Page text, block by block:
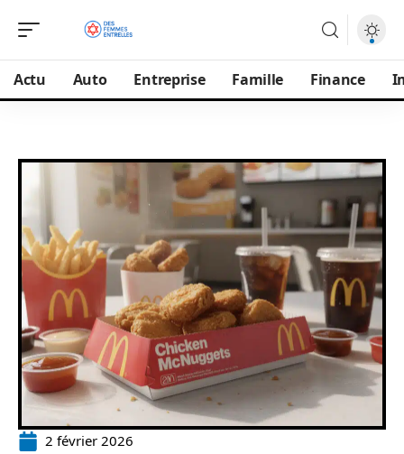
Actu Auto Entreprise Famille Finance
2 février 2026